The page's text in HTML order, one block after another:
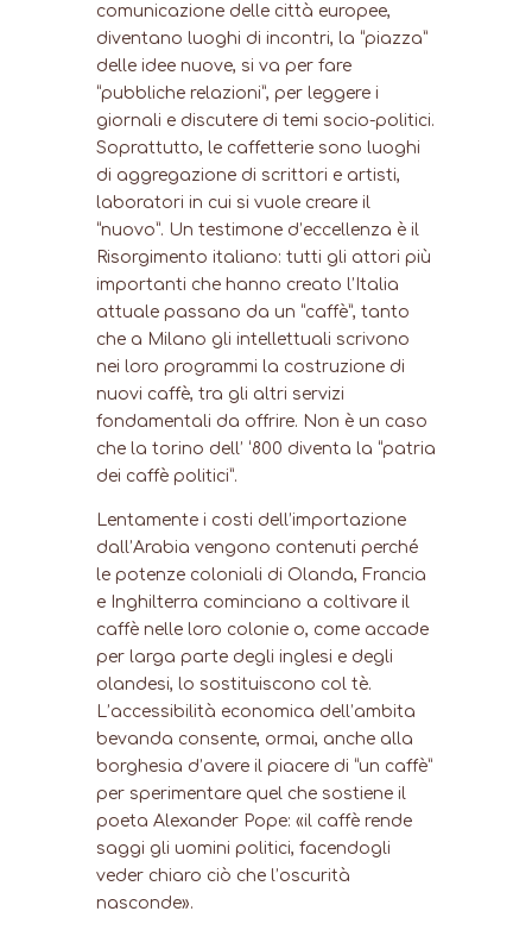
comunicazione delle città europee,
diventano luoghi di incontri, la “piazza”
delle idee nuove, si va per fare
“pubbliche relazioni”, per leggere i
giornali e discutere di temi socio-politici.
Soprattutto, le caffetterie sono luoghi
di aggregazione di scrittori e artisti,
laboratori in cui si vuole creare il
“nuovo”. Un testimone d’eccellenza è il
Risorgimento italiano: tutti gli attori più
importanti che hanno creato l’Italia
attuale passano da un “caffè”, tanto
che a Milano gli intellettuali scrivono
nei loro programmi la costruzione di
nuovi caffè, tra gli altri servizi
fondamentali da offrire. Non è un caso
che la torino dell’ ‘800 diventa la “patria
dei caffè politici”.
Lentamente i costi dell’importazione
dall’Arabia vengono contenuti perché
le potenze coloniali di Olanda, Francia
e Inghilterra cominciano a coltivare il
caffè nelle loro colonie o, come accade
per larga parte degli inglesi e degli
olandesi, lo sostituiscono col tè.
L’accessibilità economica dell’ambita
bevanda consente, ormai, anche alla
borghesia d’avere il piacere di “un caffè”
per sperimentare quel che sostiene il
poeta Alexander Pope: «il caffè rende
saggi gli uomini politici, facendogli
veder chiaro ciò che l’oscurità
nasconde».